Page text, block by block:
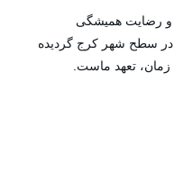
۲۵ سال سابقه و رضایت همیشگی
در سطح شهر کرج گردیده
تعهد ماست.